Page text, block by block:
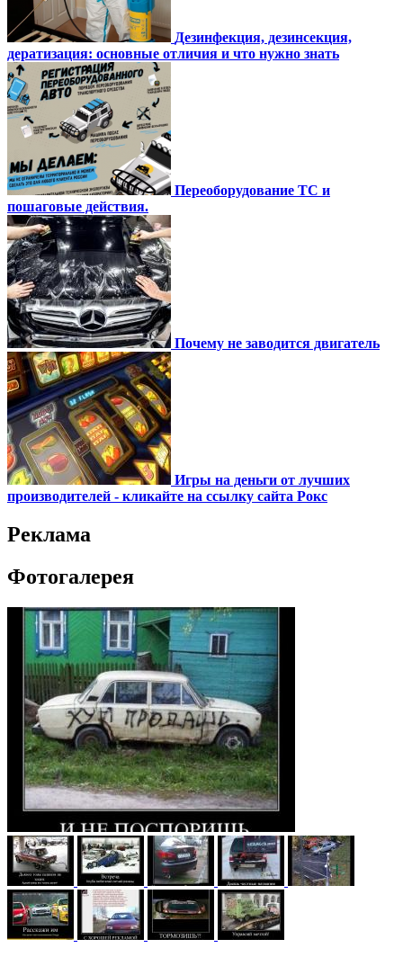
Дезинфекция, дезинсекция,
дератизация: основные отличия и что нужно знать
Переоборудование ТС и
пошаговые действия.
Почему не заводится двигатель
Игры на деньги от лучших
производителей - кликайте на ссылку сайта Рокс
Реклама
Фотогалерея